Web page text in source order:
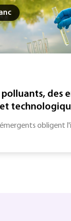
polluants, des
émergents obligent